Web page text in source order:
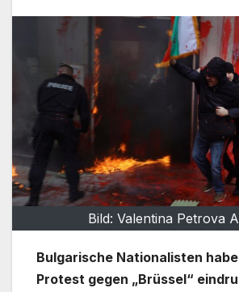
Bild: Valentina Petrova
Bulgarische Nationalisten
Protest gegen „Brüssel“